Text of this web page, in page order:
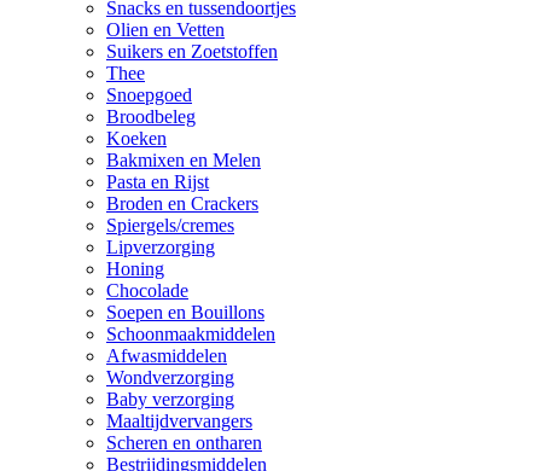
Snacks en tussendoortjes
Olien en Vetten
Suikers en Zoetstoffen
Thee
Snoepgoed
Broodbeleg
Koeken
Bakmixen en Melen
Pasta en Rijst
Broden en Crackers
Spiergels/cremes
Lipverzorging
Honing
Chocolade
Soepen en Bouillons
Schoonmaakmiddelen
Afwasmiddelen
Wondverzorging
Baby verzorging
Maaltijdvervangers
Scheren en ontharen
Bestrijdingsmiddelen